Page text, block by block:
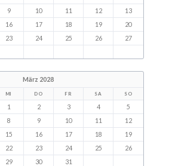
9 10 11 12
13
16 17 18 19
20
23 24 25 26
27
März 2028
MI DO FR SA SO
1 2 3 4
5
8 9 10 11
12
15 16 17 18
19
22 23 24 25
26
29 30 31